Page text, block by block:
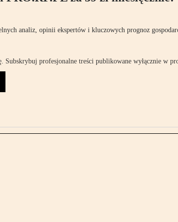
analiz, opinii ekspertów i kluczowych prognoz
Subskrybuj profesjonalne treści publikowane wyłącznie w